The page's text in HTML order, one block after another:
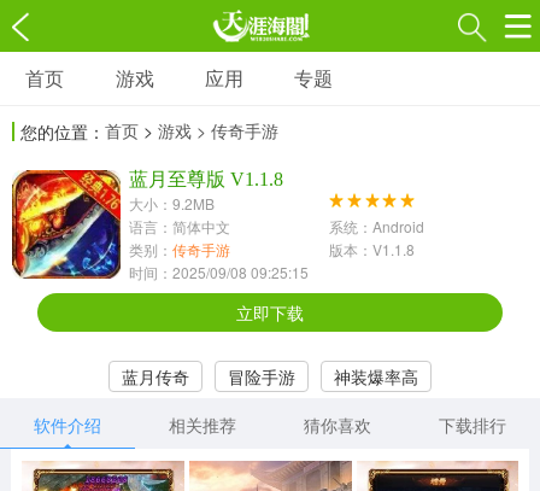
游戏
3697款应用
1597款应用
休闲益智
13387款应用
2196款应用
冒险解谜
1072款应用
418款应用
568款应用
音乐舞蹈
269款应用
2716款应用
515款应用
首页 游戏 应用 专题
您的位置： 首页 > 游戏 > 传奇手游
蓝月至尊版 V1.1.8
大小：9.2MB
语言：简体中文
系统：Android
类别： 传奇手游
版本：V1.1.8
时间：2025/09/08 09:25:15
立即下载
蓝月传奇 冒险手游
神装爆率高
软件介绍
相关推荐 猜你喜欢 下载排行